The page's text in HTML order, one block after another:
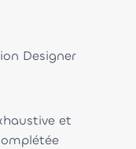
Designer
et